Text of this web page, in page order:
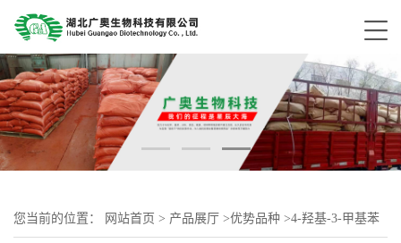
您当前的位置： 网站首页 > 产品展厅 >优势品种 >4-羟基-3-甲基苯